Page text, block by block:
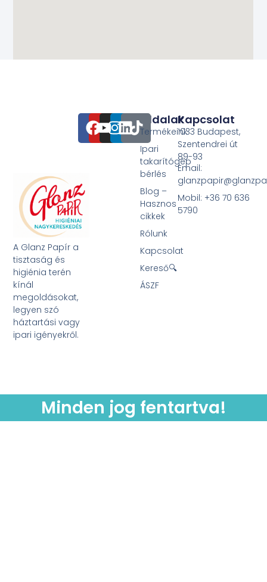
A Glanz Papír a
tisztaság és
higiénia terén
kínál
megoldásokat,
legyen szó
háztartási vagy
ipari igényekről.
Oldalak
Termékeink
Ipari
takarítógép
bérlés
Blog –
Hasznos
cikkek
Rólunk
Kapcsolat
Kereső🔍
ÁSZF
Kapcsolat
1033 Budapest,
Szentendrei út
89-93
Email:
Mobil: +36 70 636
5790
Minden jog fentartva!